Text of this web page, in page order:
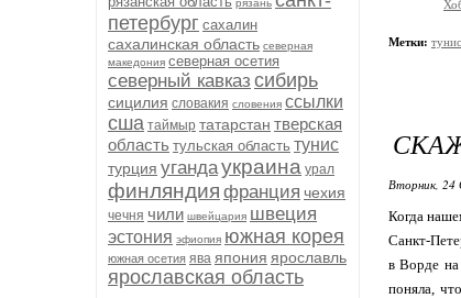
рязань
петербург сахалин
сахалинская область северная
македония северная осетия
северный кавказ сибирь
сицилия словакия словения ссылки
сша таймыр татарстан тверская
область тульская область тунис
турция угандаукраина урал
финляндия франция чехия
чечня чили швейцария швеция
эстония эфиопия южная корея
южная осетия ява япония ярославль
ярославская область
Метки: тунис
Вторник, 24
Когда
Санкт-
в Ворде
поняла,